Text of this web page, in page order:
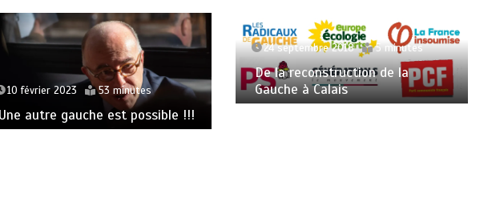
10 février 2023 53 minutes
Une autre gauche est possible !!!
24 septembre 2018 5 minutes
De la reconstruction de la
Gauche à Calais